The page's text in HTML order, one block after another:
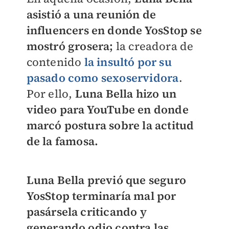
asistió a una reunión de
influencers en donde YosStop se
mostró grosera; la creadora de
contenido la insultó por su
pasado como sexoservidora.
Por ello, Luna Bella hizo un
video para YouTube en donde
marcó postura sobre la actitud
de la famosa.
Luna Bella previó que seguro
YosStop terminaría mal por
pasársela criticando y